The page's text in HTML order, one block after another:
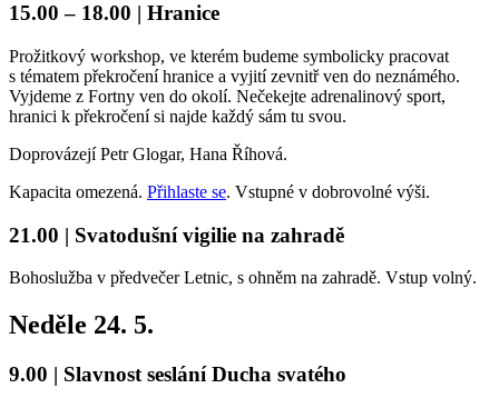
15.00 – 18.00 | Hranice
Prožitkový workshop, ve kterém budeme symbolicky pracovat
s tématem překročení hranice a vyjití zevnitř ven do neznámého.
Vyjdeme z Fortny ven do okolí. Nečekejte adrenalinový sport,
hranici k překročení si najde každý sám tu svou.
Doprovázejí Petr Glogar, Hana Říhová.
Kapacita omezená. Přihlaste se. Vstupné v dobrovolné výši.
21.00 | Svatodušní vigilie na zahradě
Bohoslužba v předvečer Letnic, s ohněm na zahradě. Vstup volný.
Neděle 24. 5.
9.00 | Slavnost seslání Ducha svatého